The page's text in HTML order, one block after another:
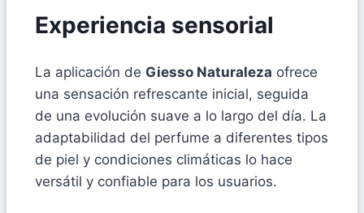
Experiencia sensorial
La aplicación de Giesso Naturaleza ofrece
una sensación refrescante inicial, seguida
de una evolución suave a lo largo del día. La
adaptabilidad del perfume a diferentes tipos
de piel y condiciones climáticas lo hace
versátil y confiable para los usuarios.